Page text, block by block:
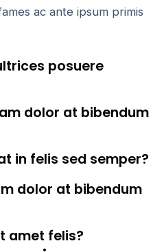
ac ante ipsum primis
posuere
dolor at bibendum
in felis sed semper?
dolor at bibendum
amet felis?